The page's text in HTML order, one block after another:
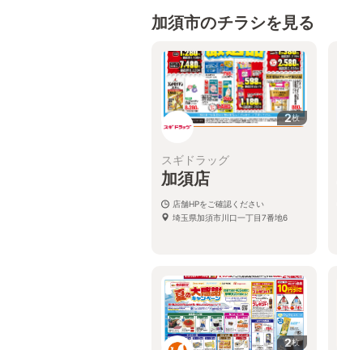
加須市のチラシを見る
2枚
スギドラッグ
加須店
店舗HPをご確認ください
埼玉県加須市川口一丁目7番地6
2枚